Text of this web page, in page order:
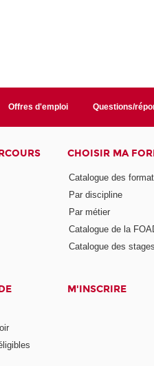
Offres d'emploi Questions/
CHOISIR MA
Catalogue des
Par discipline
Par métier
Catalogue de la
Catalogue des stages
M'INSCRIRE